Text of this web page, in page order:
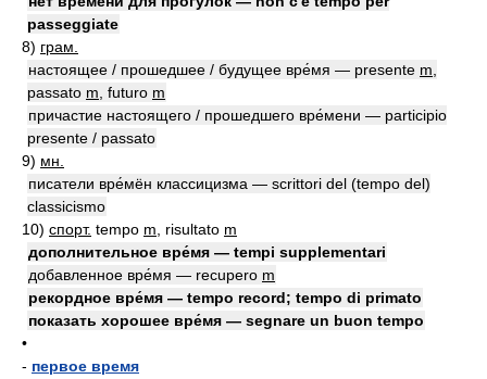
passeggiate
8) грам.
настоящее / прошедшее / будущее вре́мя — presente m
passato m , futuro m
причастие настоящего / прошедшего вре́мени — participio
presente / passato
9) мн.
писатели вре́мён классицизма — scrittori del (tempo del)
classicismo
10) спорт. tempo m , risultato m
дополнительное вре́мя — tempi supplementari
добавленное вре́мя — recupero m
рекордное вре́мя — tempo record; tempo di primato
показать хорошее вре́мя — segnare un buon tempo
•
- первое время